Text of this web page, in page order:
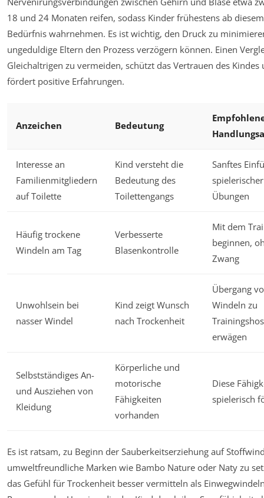
18 und 24 Monaten reifen, sodass Kinder frühestens ab
Bedürfnis wahrnehmen. Es ist wichtig, den Druck zu
ungeduldige Eltern den Prozess verzögern können. Einen
Gleichaltrigen zu vermeiden, schützt das Vertrauen des Kindes
fördert positive Erfahrungen.
Anzeichen Bedeutung
Interesse an
Familienmitgliedern
auf Toilette
Kind versteht die
Bedeutung des
Toilettengangs
Sanftes
spielerischer
Übungen
Häufig trockene
Windeln am Tag
Verbesserte
Blasenkontrolle
Mit dem
beginnen,
Zwang
Unwohlsein bei
nasser Windel
Kind zeigt Wunsch
nach Trockenheit
Übergang
Windeln zu
erwägen
Selbstständiges An-
und Ausziehen von
Kleidung
Körperliche und
motorische
Fähigkeiten
vorhanden
Diese
spielerisch
Es ist ratsam, zu Beginn der Sauberkeitserziehung auf
umweltfreundliche Marken wie Bambo Nature oder Naty zu
das Gefühl für Trockenheit besser vermitteln als